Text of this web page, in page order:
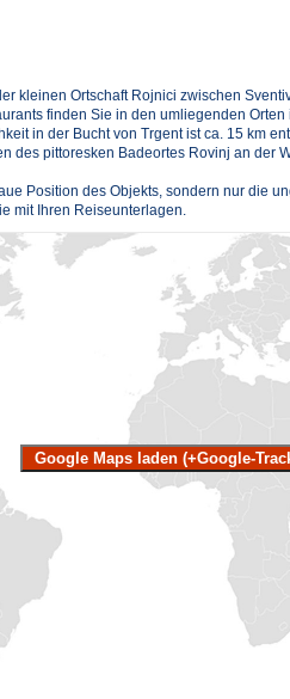
kleinen Ortschaft Rojnici zwischen
finden Sie in den umliegenden
in der Bucht von Trgent ist ca. 15 km
des pittoresken Badeortes Rovinj an der
Position des Objekts, sondern nur die
mit Ihren Reiseunterlagen.
Google Maps laden (+Google-